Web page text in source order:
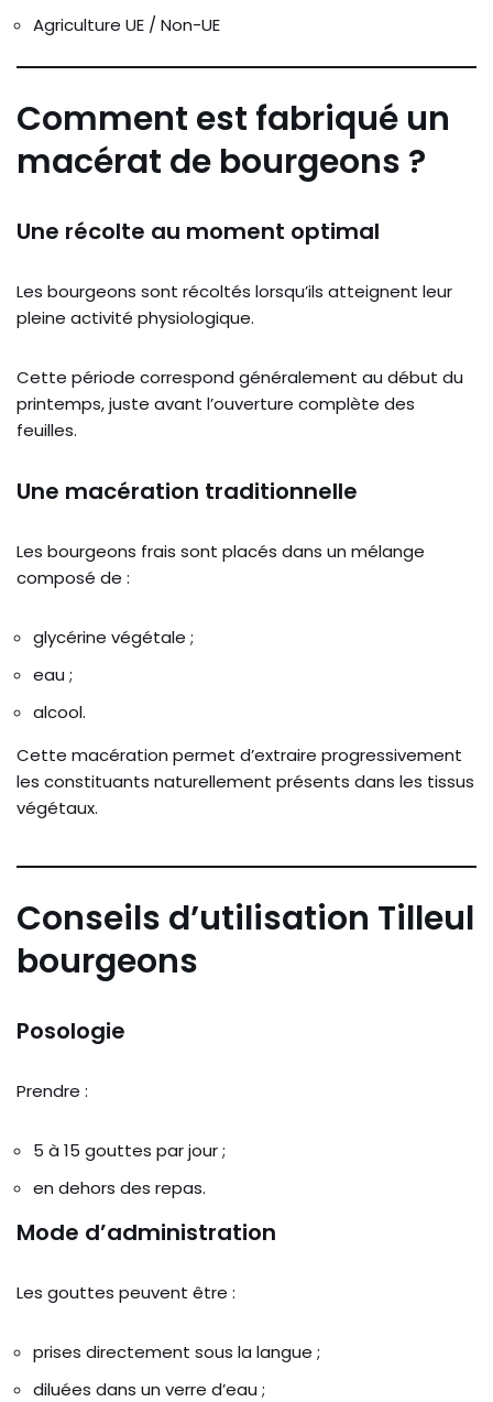
Agriculture UE / Non-UE
Comment est fabriqué un
macérat de bourgeons ?
Une récolte au moment optimal
Les bourgeons sont récoltés lorsqu’ils atteignent leur
pleine activité physiologique.
Cette période correspond généralement au début du
printemps, juste avant l’ouverture complète des
feuilles.
Une macération traditionnelle
Les bourgeons frais sont placés dans un mélange
composé de :
glycérine végétale ;
eau ;
alcool.
Cette macération permet d’extraire progressivement
les constituants naturellement présents dans les tissus
végétaux.
Conseils d’utilisation Tilleul
bourgeons
Posologie
Prendre :
5 à 15 gouttes par jour ;
en dehors des repas.
Mode d’administration
Les gouttes peuvent être :
prises directement sous la langue ;
diluées dans un verre d’eau ;